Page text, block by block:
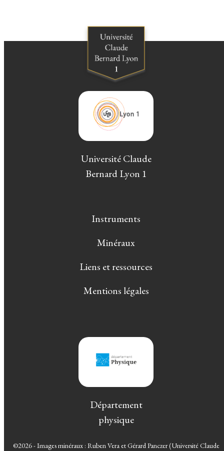
Université Claude
Bernard Lyon 1
Instruments
Minéraux
Liens et ressources
Mentions légales
Département
physique
©2026 - Images minéraux : Ruben Vera et Gérard Panczer (Université Claude